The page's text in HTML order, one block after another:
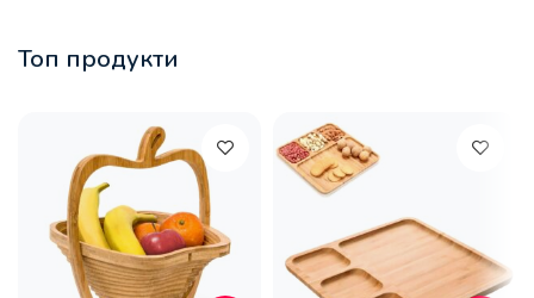
Топ продукти